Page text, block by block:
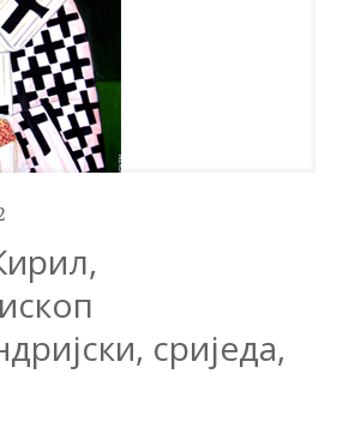
сриједа,